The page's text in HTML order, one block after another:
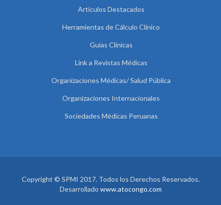
Artículos Destacados
Herramientas de Cálculo Clínico
Guías Clínicas
Link a Revistas Médicas
Organizaciones Médicas/ Salud Pública
Organizaciones Internacionales
Sociedades Médicas Peruanas
Copyright © SPMI 2017. Todos los Derechos Reservados.
Desarrollado www.atocongo.com